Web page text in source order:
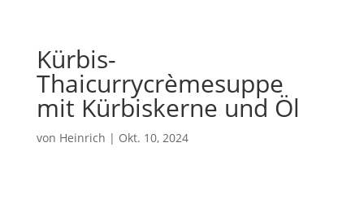
Kürbis-
Thaicurrycrèmesuppe
mit Kürbiskerne und Öl
von Heinrich | Okt. 10, 2024